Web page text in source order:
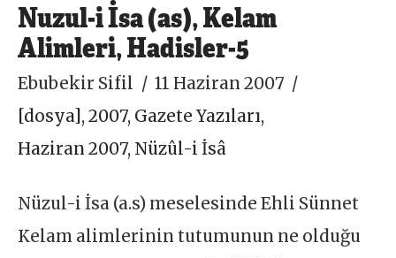
Nuzul-i İsa (as), Kelam
Alimleri, Hadisler-5
Ebubekir Sifil
11 Haziran 2007
[dosya] ,2007, Gazete Yazıları,
Haziran 2007, Nüzûl-i İsâ
Nüzul-i İsa (a.s) meselesinde Ehli Sünnet
Kelam alimlerinin tutumunun ne olduğu